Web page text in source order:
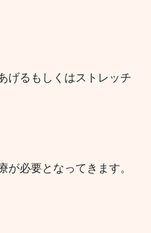
げるもしくはストレッチ
が必要となってきます。